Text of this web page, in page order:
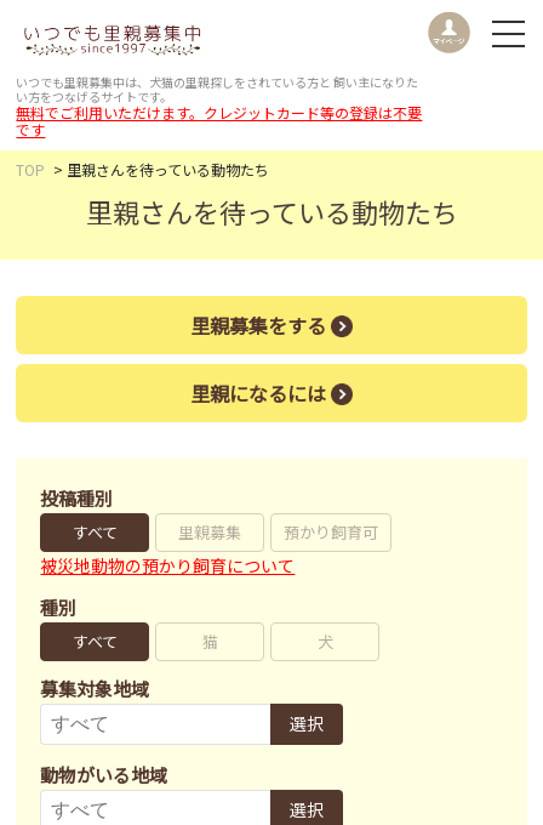
いつでも里親募集中は、犬猫の里親探しをされている方と 飼い主になりた
い方をつなげるサイトです。
無料でご利用いただけます。クレジットカード等の登録は不要
です
TOP
里親さんを待っている動物たち
里親さんを待っている動物たち
里親募集をする
里親になるには
投稿種別
すべて 里親募集 預かり飼育可
被災地動物の預かり飼育について
種別
すべて 猫 犬
募集対象地域
選択
動物がいる地域
選択